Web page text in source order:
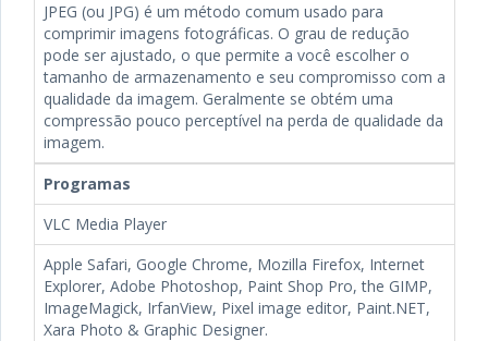
JPEG (ou JPG) é um método comum usado para
comprimir imagens fotográficas. O grau de redução
pode ser ajustado, o que permite a você escolher o
tamanho de armazenamento e seu compromisso com a
qualidade da imagem. Geralmente se obtém uma
compressão pouco perceptível na perda de qualidade da
imagem.
Programas
VLC Media Player
Apple Safari, Google Chrome, Mozilla Firefox, Internet
Explorer, Adobe Photoshop, Paint Shop Pro, the GIMP,
ImageMagick, IrfanView, Pixel image editor, Paint.NET,
Xara Photo & Graphic Designer.